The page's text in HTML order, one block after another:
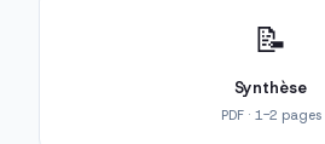
📝
Synthèse
PDF · 1-2 pages